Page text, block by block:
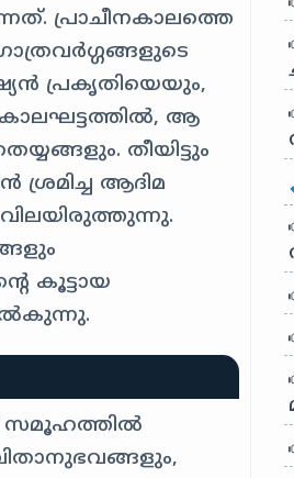
പ്രാചീനകാലത്തെ
പ്രകൃതിയെയും,
കാലഘട്ടത്തിൽ, ആ
തീയിട്ടും
ശ്രമിച്ച ആദിമ
വിലയിരുത്തുന്നു.
കൂട്ടായ
സമൂഹത്തിൽ